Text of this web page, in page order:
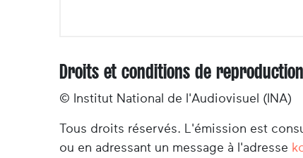
Droits et conditions de reproduction
© Institut National de l'Audiovisuel (INA)
Tous droits réservés. L'émission est
ou en adressant un message à l'adresse